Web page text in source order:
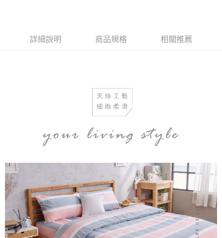
詳細說明 商品規格 相關推薦